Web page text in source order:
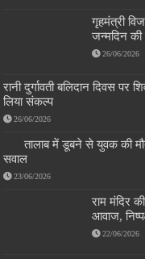
गृहमंत्री
जन्मदिन
26/06/2026
रानी दुर्गावती बलिदान दिवस
लिया संकल्प
26/06/2026
तालाब में डूबने से युवक की
सवाल
23/06/2026
राम मंदिर
आवाज,
22/06/2026